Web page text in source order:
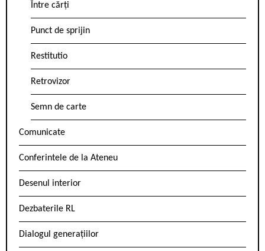
Între cărți
Punct de sprijin
Restitutio
Retrovizor
Semn de carte
Comunicate
Conferintele de la Ateneu
Desenul interior
Dezbaterile RL
Dialogul generațiilor